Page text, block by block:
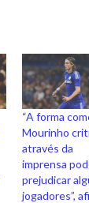
“A forma
Mourinho
através da
imprensa
prejudicar
jogadores”,